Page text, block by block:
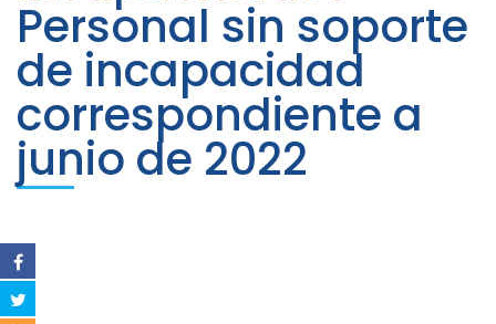
Personal sin soporte
de incapacidad
correspondiente a
junio de 2022